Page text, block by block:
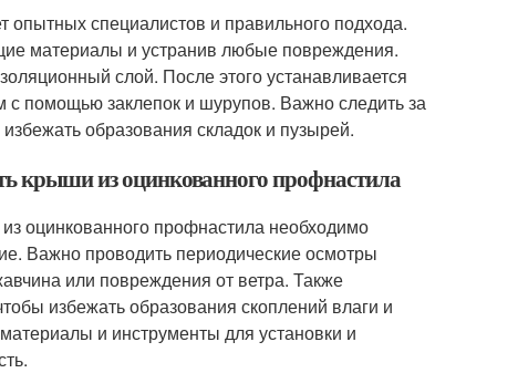
опытных специалистов и правильного подхода.
материалы и устранив любые повреждения.
слой. После этого устанавливается
помощью заклепок и шурупов. Важно следить за
образования складок и пузырей.
крыши из оцинкованного профнастила
оцинкованного профнастила необходимо
Важно проводить периодические осмотры
или повреждения от ветра. Также
избежать образования скоплений влаги и
и инструменты для установки и